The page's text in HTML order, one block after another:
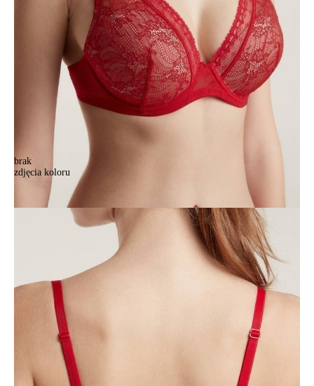
brak
zdjęcia koloru
Biustonosz CE TANDEM TB1112, r.70A, czerwień flamenco
Biustonosz CE TANDEM TB1112, r.70A, czerwień flamenco
151,90 zł
ZDJĘCIA
Rozmiary:
Tabela rozmiarów